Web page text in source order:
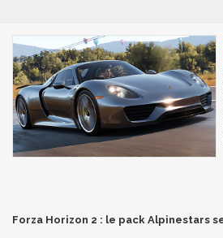
Forza Horizon 2 : le pack Alpinestars